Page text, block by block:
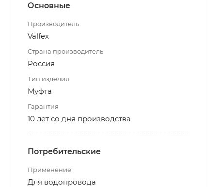
Основные
Производитель
Valfex
Страна производитель
Россия
Тип изделия
Муфта
Гарантия
10 лет со дня производства
Потребительские
Применение
Для водопровода